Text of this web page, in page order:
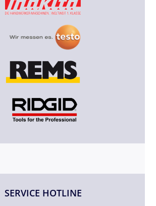
SERVICE HOTLINE